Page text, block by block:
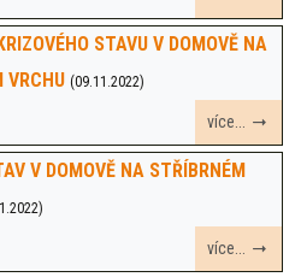
STAVU V DOMOVĚ NA
VRCHU (09.11.2022)
více...
V DOMOVĚ NA STŘÍBRNÉM
více...